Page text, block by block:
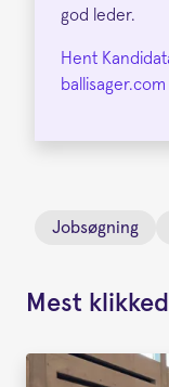
god leder.
Hent
ballisager.com
Jobsøgning
Mest